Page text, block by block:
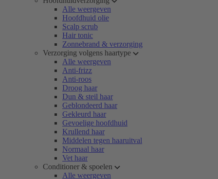
Alle weergeven
Hoofdhuid olie
Scalp scrub
Hair tonic
Zonnebrand & verzorging
Verzorging volgens haartype
Alle weergeven
Anti-frizz
Anti-roos
Droog haar
Dun & steil haar
Geblondeerd haar
Gekleurd haar
Gevoelige hoofdhuid
Krullend haar
Middelen tegen haaruitval
Normaal haar
Vet haar
Conditioner & spoelen
Alle weergeven